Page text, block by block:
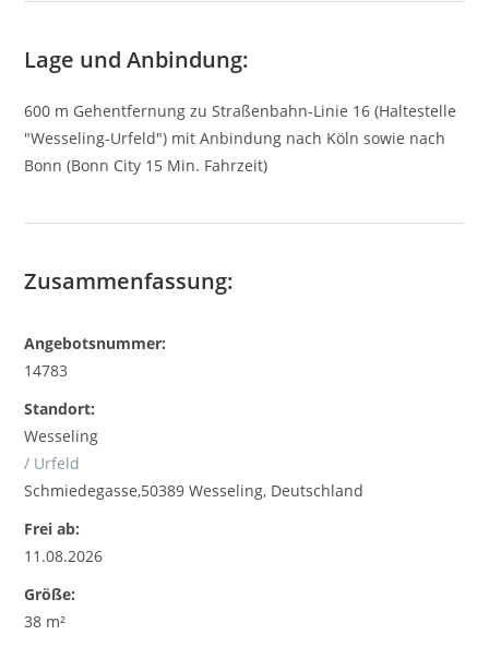
Lage und Anbindung:
600 m Gehentfernung zu Straßenbahn-Linie 16 (Haltestelle
"Wesseling-Urfeld") mit Anbindung nach Köln sowie nach
Bonn (Bonn City 15 Min. Fahrzeit)
Zusammenfassung:
Angebotsnummer:
14783
Standort:
Wesseling
/ Urfeld
Schmiedegasse,50389 Wesseling, Deutschland
Frei ab:
11.08.2026
Größe:
38 m²